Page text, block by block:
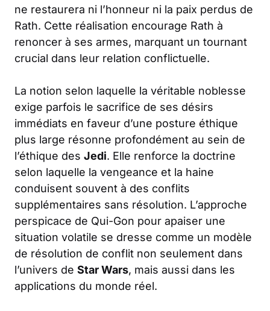
ne restaurera ni l’honneur ni la paix perdus de
Rath. Cette réalisation encourage Rath à
renoncer à ses armes, marquant un tournant
crucial dans leur relation conflictuelle.
La notion selon laquelle la véritable noblesse
exige parfois le sacrifice de ses désirs
immédiats en faveur d’une posture éthique
plus large résonne profondément au sein de
l’éthique des Jedi. Elle renforce la doctrine
selon laquelle la vengeance et la haine
conduisent souvent à des conflits
supplémentaires sans résolution. L’approche
perspicace de Qui-Gon pour apaiser une
situation volatile se dresse comme un modèle
de résolution de conflit non seulement dans
l’univers de Star Wars, mais aussi dans les
applications du monde réel.